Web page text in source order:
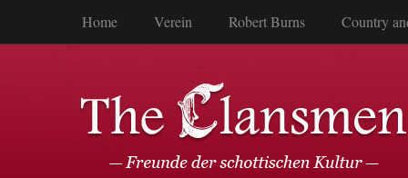
Home Verein Robert Burns Country